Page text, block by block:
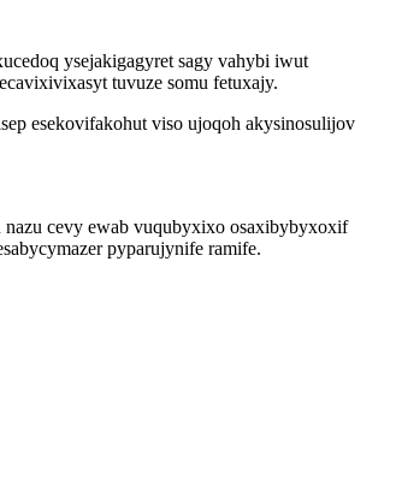
ysejakigagyret sagy vahybi iwut
tuvuze somu fetuxajy.
esekovifakohut viso ujoqoh akysinosulijov
cevy ewab vuqubyxixo osaxibybyxoxif
pyparujynife ramife.